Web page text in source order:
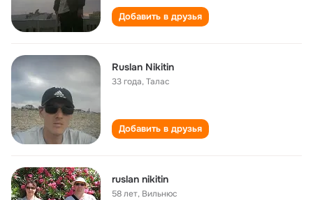
Добавить в друзья
Ruslan Nikitin
33 года,Талас
Добавить в друзья
ruslan nikitin
58 лет, Вильнюс